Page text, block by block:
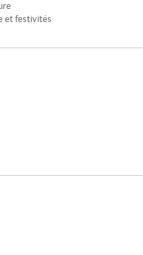
et festivités